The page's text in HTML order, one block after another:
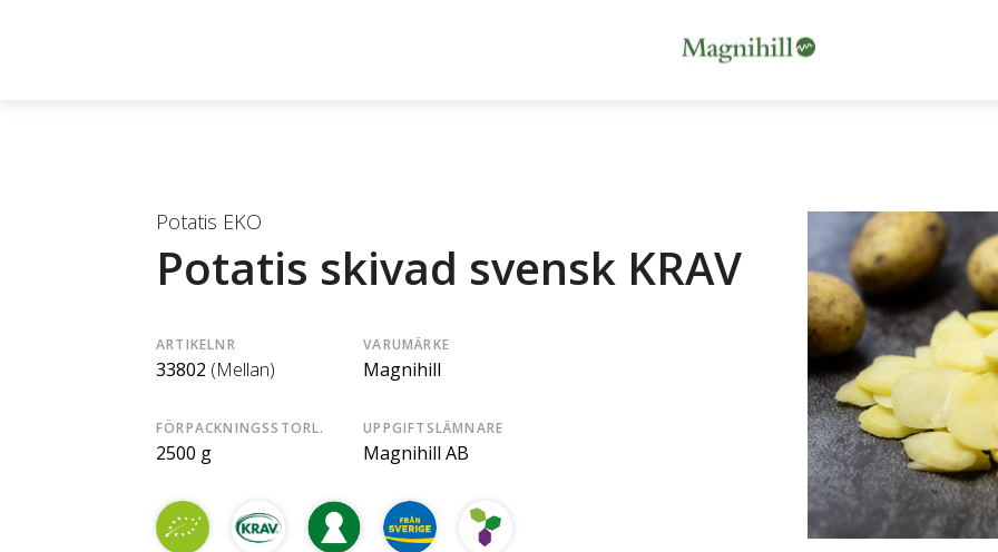
Potatis EKO
Potatis skivad svensk KRAV
ARTIKELNR
33802 (Mellan)
VARUMÄRKE
Magnihill
FÖRPACKNINGSSTORL.
2500 g
UPPGIFTSLÄMNARE
Magnihill AB